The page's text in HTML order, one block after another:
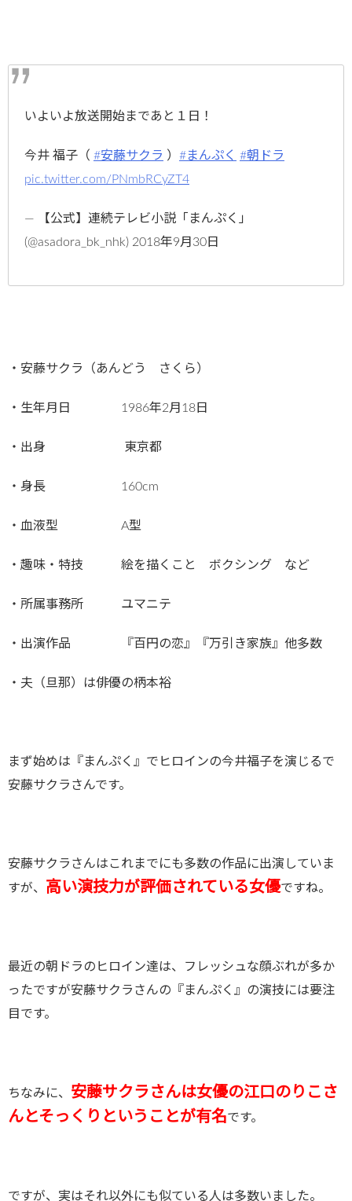
いよいよ放送開始まであと１日！
今井 福子（ #安藤サクラ ） #まんぷく #朝ドラ
pic.twitter.com/PNmbRCyZT4
— 【公式】連続テレビ小説「まんぷく」
(@asadora_bk_nhk) 2018年9月30日
・安藤サクラ（あんどう さくら）
・生年月日 1986年2月18日
・出身 東京都
・身長 160cm
・血液型 A型
・趣味・特技 絵を描くこと ボクシング など
・所属事務所 ユマニテ
・出演作品 『百円の恋』『万引き家族』他多数
・夫（旦那）は俳優の柄本裕
まず始めは『まんぷく』でヒロインの今井福子を演じるで
安藤サクラさんです。
安藤サクラさんはこれまでにも多数の作品に出演していま
すが、
高い演技力が評価されている女優ですね。
最近の朝ドラのヒロイン達は、フレッシュな顔ぶれが多か
ったですが安藤サクラさんの『まんぷく』の演技には要注
目です。
ちなみに、 安藤サクラさんは女優の江口のりこさ
んとそっくりということが有名です。
ですが、実はそれ以外にも似ている人は多数いました。